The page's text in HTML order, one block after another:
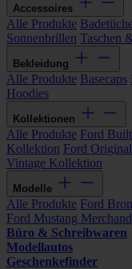
Accessoires
Alle Produkte
Sonnenbrillen Taschen
Bekleidung
Alle Produkte Basecaps
Hoodies
Kollektionen
Alle Produkte Ford
Kollektion Ford
Vintage Kollektion
Modelle
Alle Produkte Ford
Ford Mustang
Büro & Schreibwaren
Modellautos
Geschenkefinder